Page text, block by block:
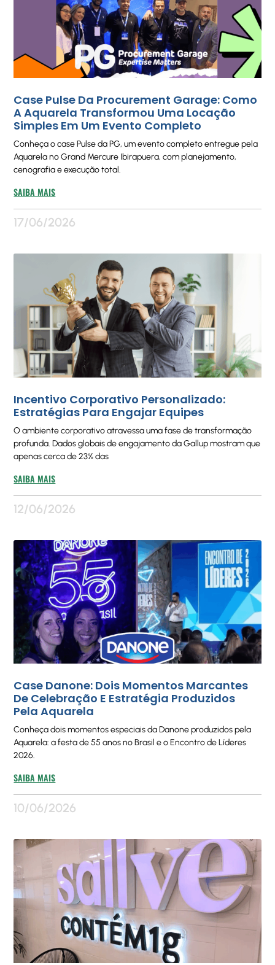
Case Pulse Da Procurement Garage: Como
A Aquarela Transformou Uma Locação
Simples Em Um Evento Completo
Conheça o case Pulse da PG, um evento completo entregue pela
Aquarela no Grand Mercure Ibirapuera, com planejamento,
cenografia e execução total.
SAIBA MAIS
17/06/2026
Incentivo Corporativo Personalizado:
Estratégias Para Engajar Equipes
O ambiente corporativo atravessa uma fase de transformação
profunda. Dados globais de engajamento da Gallup mostram que
apenas cerca de 23% das
SAIBA MAIS
12/06/2026
Case Danone: Dois Momentos Marcantes
De Celebração E Estratégia Produzidos
Pela Aquarela
Conheça dois momentos especiais da Danone produzidos pela
Aquarela: a festa de 55 anos no Brasil e o Encontro de Líderes
2026.
SAIBA MAIS
10/06/2026